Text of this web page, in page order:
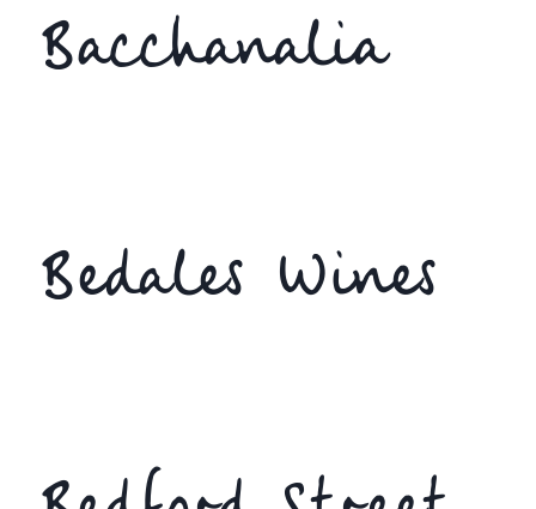
Bacchanalia
Bedales Wines